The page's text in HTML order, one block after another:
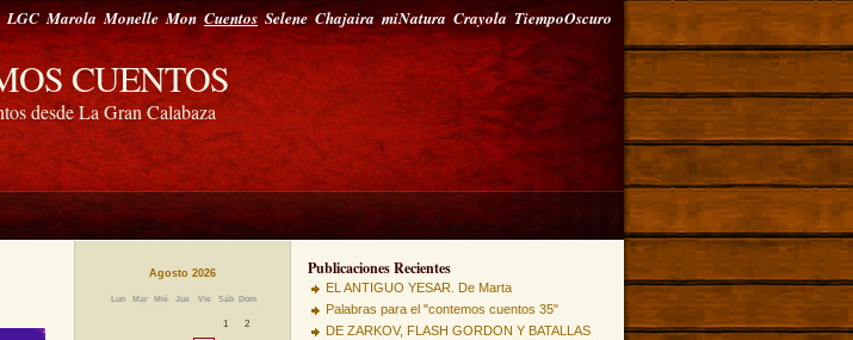
LGC Marola Monelle Mon Cuentos Selene Chajaira miNatura Crayola TiempoOscuro
CUENTOS
desde La Gran Calabaza
Agosto 2026
Lun Mar Mié Jue Vie Sáb Dom
1 2
Publicaciones Recientes
EL ANTIGUO YESAR. De Marta
Palabras para el "contemos cuentos 35"
DE ZARKOV, FLASH GORDON Y BATALLAS